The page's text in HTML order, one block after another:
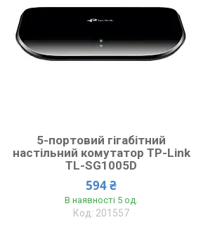
5-портовий гігабітний
настільний комутатор TP-Link
TL-SG1005D
594 ₴
В наявності 5 од.
201557